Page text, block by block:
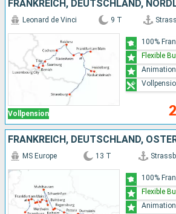
FRANKREICH, DEUTSCHLAND,
Vollpension
Leonard de Vinci 9 T
100%
Flexible
MS Europe 13 T
100%
Flexible